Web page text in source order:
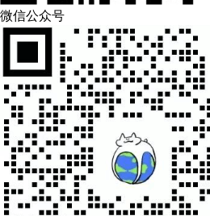
微信公众号